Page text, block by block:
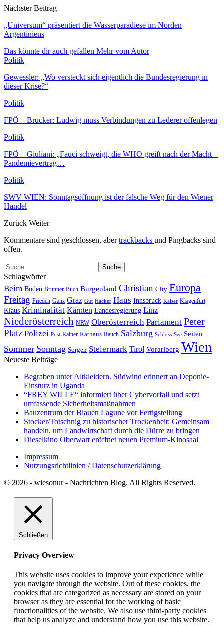
Nächster Beitrag
„Universum“ präsentiert die Wasserparadiese im Norden
Argentiniens
Das könnte dir auch gefallen Mehr vom Autor
Politik
Gewessler: „Wo versteckt sich eigentlich die Bundesregierung in
dieser Krise?“
Politik
FPÖ – Brucker: Ludwig muss Verbindungen zu Lederer offenlegen
Politik
FPÖ – Giuliani: „Fauci schweigt, die WHO greift nach der Macht –
Pandemievertrag…
Politik
SWV WIEN: Sonntagsöffnung ist der falsche Weg für den Wiener
Handel
Zurück Weiter
Kommentare sind geschlossen, abertrackbacks und Pingbacks sind
offen.
Schlagwörter
Beim Boden Brunner Buch Burgenland Christian City Europa
Freitag Frieden Ganz Graz Gut Hacker Haus Innsbruck Kaiser Klagenfurt
Klaus Kriminalität Kärnten Landesregierung Linz
Niederösterreich NRW Oberösterreich Parlament Peter
Platz Polizei Post Rainer Rathaus Rauch Salzburg Schloss See Seiten
Sommer Sonntag Sorgen Steiermark Tirol Vorarlberg Wien
Neueste Beiträge
Begraben unter Altkleidern. Südwind erinnert an Deponie-
Einsturz in Uganda
“FREY WILLE“ informiert über Cybervorfall und setzt
umfassende Sicherheitsmaßnahmen
Bauzentrum der Blauen Lagune vor Fertigstellung
Stocker/Totschnig zu historischer Trockenheit: Gemeinsam
handeln, um Landwirtschaft durch die Dürre zu bringen
Dieselkino Oberwart eröffnet neuen Premium-Kinosaal
Impressum
Nutzungsrichtlinien / Datenschutzerklärung
© 2026 - wiesonur - Nachrichten Blog. All Rights Reserved.
Schließen
Privacy Overview
This website uses cookies to improve your experience while
you navigate through the website. Out of these cookies, the
cookies that are categorized as necessary are stored on your
browser as they are essential for the working of basic
functionalities of the website. We also use third-party cookies
that help us analyze and understand how you use this website.